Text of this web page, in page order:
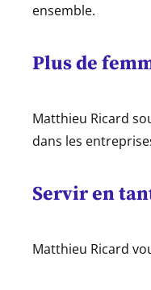
ensemble.
Plus de
Matthieu Ricard
dans les
Servir en
Matthieu Ricard